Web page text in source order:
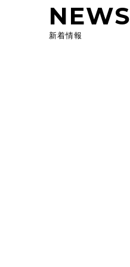
NEWS
新着情報